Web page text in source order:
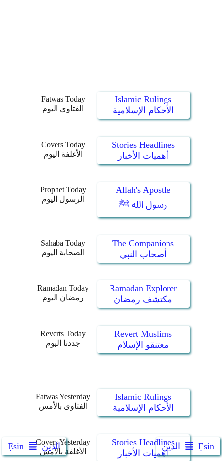
Ẹsin الدين الدين Ẹsin
Fatwas Today
الفتاوى اليوم
Islamic Rulings
الأحكام الإسلامية
Covers Today
الأغلفة اليوم
Stories Headlines
أهميات الأخبار
Prophet Today
الرسول اليوم
Allah's Apostle
رسول الله ﷺ
Sahaba Today
الصحابة اليوم
The Companions
أصحاب النبي
Ramadan Today
رمضان اليوم
Ramadan Explorer
مكتشف رمضان
Reverts Today
جددنا اليوم
Revert Muslims
معتنقو الإسلام
Fatwas Yesterday
الفتاوى بالأمس
Islamic Rulings
الأحكام الإسلامية
Covers Yesterday
الأغلفة بالأمس
Stories Headlines
أهميات الأخبار